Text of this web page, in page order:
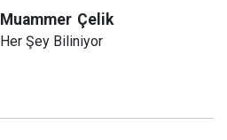
Muammer Çelik
Her Şey Biliniyor